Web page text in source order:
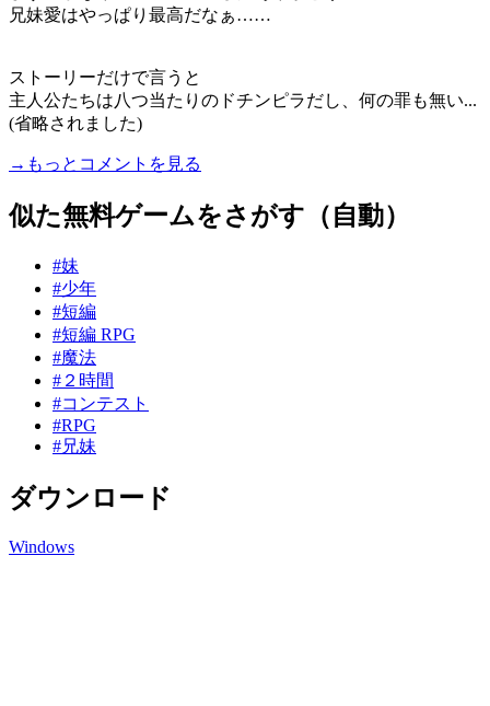
兄妹愛はやっぱり最高だなぁ……
ストーリーだけで言うと
主人公たちは八つ当たりのドチンピラだし、何の罪も無い...
(省略されました)
→もっとコメントを見る
似た無料ゲームをさがす（自動）
#妹
#少年
#短編
#短編 RPG
#魔法
#２時間
#コンテスト
#RPG
#兄妹
ダウンロード
Windows